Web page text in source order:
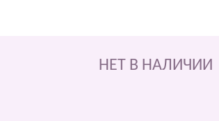
НЕТ В НАЛИЧИИ